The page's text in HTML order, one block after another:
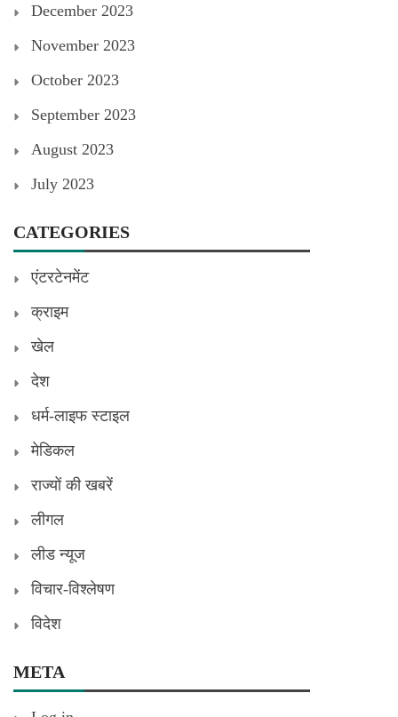
December 2023
November 2023
October 2023
September 2023
August 2023
July 2023
CATEGORIES
एंटरटेनमेंट
क्राइम
खेल
देश
धर्म-लाइफ स्टाइल
मेडिकल
राज्यों की खबरें
लीगल
लीड न्यूज
विचार-विश्लेषण
विदेश
META